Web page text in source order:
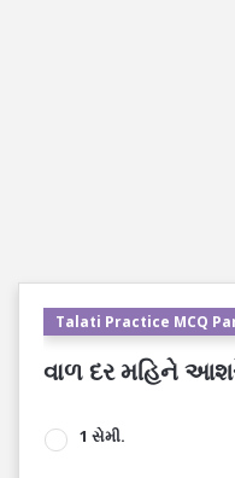
Talati Practice MCQ
વાળ દર મહિને
1 સેમી.